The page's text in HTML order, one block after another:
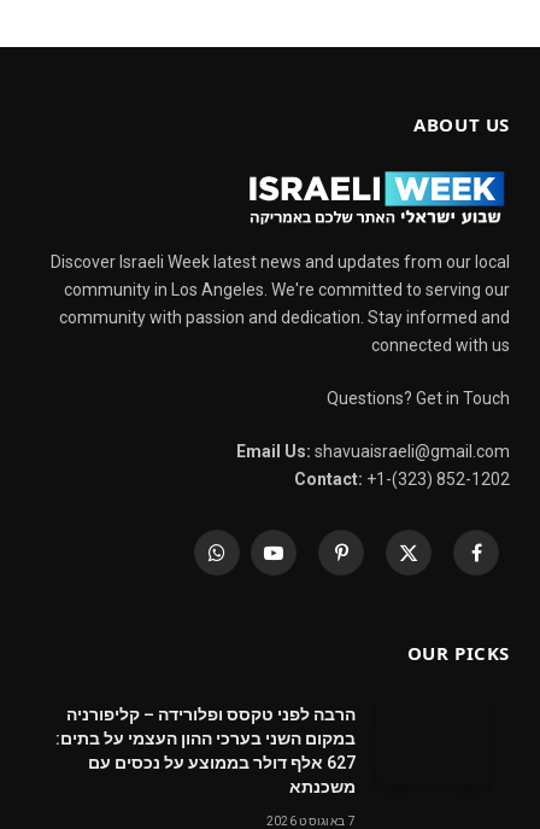
ABOUT US
Discover Israeli Week latest news and updates from our local
community in Los Angeles. We're committed to serving our
community with passion and dedication. Stay informed and
connected with us
Questions? Get in Touch
Email Us: shavuaisraeli@gmail.com
Contact: +1-(323) 852-1202
Facebook
X
Pinterest
YouTube
WhatsApp
OUR PICKS
הרבה לפני טקסס ופלורידה – קליפורניה
במקום השני בערכי ההון העצמי על בתים:
627 אלף דולר בממוצע על נכסים עם
משכנתא
7 באוגוסט 2026